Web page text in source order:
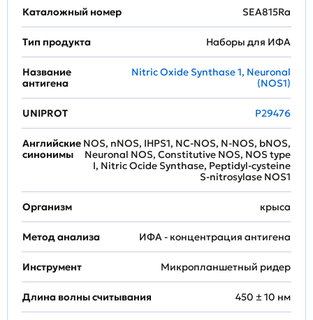
Каталожный номер SEA815Ra
Тип продукта Наборы для ИФА
Название
антигена
Nitric Oxide Synthase 1, Neuronal
(NOS1)
UNIPROT P29476
Английские
синонимы
NOS, nNOS, IHPS1, NC-NOS, N-NOS, bNOS,
Neuronal NOS, Constitutive NOS, NOS type
I, Nitric Ocide Synthase, Peptidyl-cysteine
S-nitrosylase NOS1
Организм крыса
Метод анализа ИФА - концентрация антигена
Инструмент Микропланшетный ридер
Длина волны считывания 450 ± 10 нм